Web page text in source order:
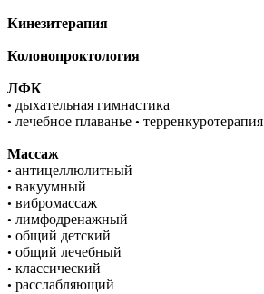
Кинезитерапия
Колонопроктология
ЛФК
• дыхательная гимнастика
• лечебное плаванье • терренкуротерапия
Массаж
• антицеллюлитный
• вакуумный
• вибромассаж
• лимфодренажный
• общий детский
• общий лечебный
• классический
• расслабляющий